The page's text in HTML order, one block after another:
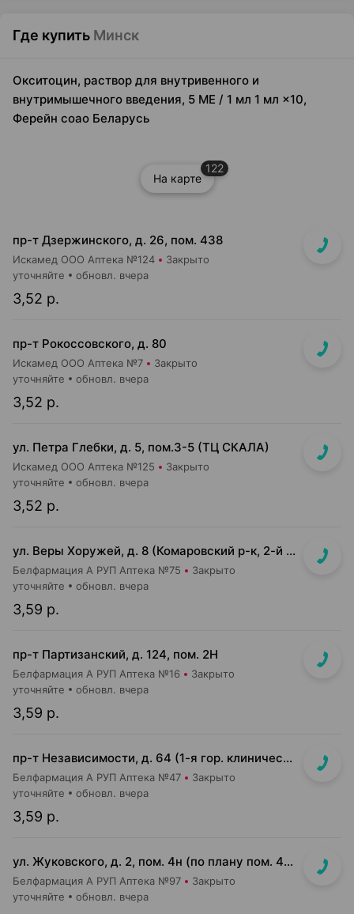
Где купить Минск
Окситоцин, раствор для внутривенного и
внутримышечного введения, 5 МЕ / 1 мл 1 мл ×10,
Ферейн соао Беларусь
На карте
122
пр-т Дзержинского, д. 26, пом. 438
Искамед ООО Аптека №124 Закрыто
3,52 р.
уточняйте обновл. вчера
пр-т Рокоссовского, д. 80
Искамед ООО Аптека №7 Закрыто
3,52 р.
уточняйте обновл. вчера
ул. Петра Глебки, д. 5, пом.3-5 (ТЦ СКАЛА)
Искамед ООО Аптека №125 Закрыто
3,52 р.
уточняйте обновл. вчера
ул. Веры Хоружей, д. 8 (Комаровский р-к, 2-й этаж)
Белфармация А РУП Аптека №75 Закрыто
3,59 р.
уточняйте обновл. вчера
пр-т Партизанский, д. 124, пом. 2Н
Белфармация А РУП Аптека №16 Закрыто
3,59 р.
уточняйте обновл. вчера
пр-т Независимости, д. 64 (1-я гор. клиническая больница терапевтический корпус №1)
Белфармация А РУП Аптека №47 Закрыто
3,59 р.
уточняйте обновл. вчера
ул. Жуковского, д. 2, пом. 4н (по плану пом. 4н-1-4н-4)
Белфармация А РУП Аптека №97 Закрыто
уточняйте обновл. вчера